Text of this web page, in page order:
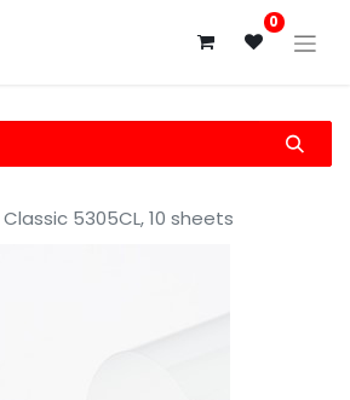
0
5305CL, 10 sheets